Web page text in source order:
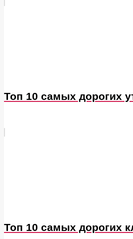
Топ 10 самых дорогих
Топ 10 самых дорогих